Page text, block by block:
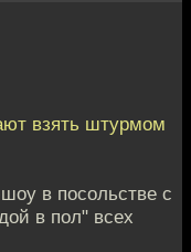
взять штурмом
в посольстве с
в пол" всех